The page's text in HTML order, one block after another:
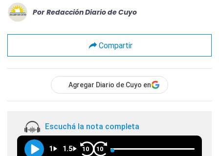
Por Redacción Diario de Cuyo
Compartir
Agregar Diario de Cuyo en
Escuchá la nota completa
1 1.5 10 10